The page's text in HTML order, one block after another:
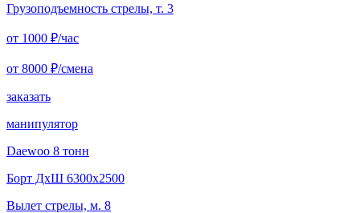
Грузоподъемность стрелы, т. 3
от 1000 ₽/час
от 8000 ₽/смена
заказать
манипулятор
Daewoo 8 тонн
Борт ДxШ 6300x2500
Вылет стрелы, м. 8